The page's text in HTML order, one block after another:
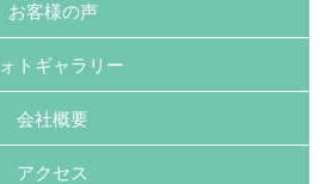
お客様の声
トギャラリー
会社概要
アクセス